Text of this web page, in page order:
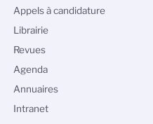
Appels à candidature
Librairie
Revues
Agenda
Annuaires
Intranet